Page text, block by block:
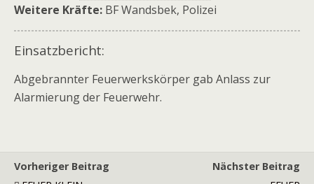
Weitere Kräfte: BF Wandsbek, Polizei
Einsatzbericht:
Abgebrannter Feuerwerkskörper gab Anlass zur
Alarmierung der Feuerwehr.
Vorheriger Beitrag
Nächster Beitrag